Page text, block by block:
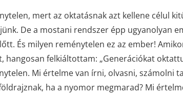
mert az oktatásnak azt kellene célul
De a mostani rendszer épp ugyanolyan
És milyen reménytelen ez az ember!
hangosan felkiáltottam: „Generációkat
Mi értelme van írni, olvasni, számolni
ha a nyomor megmarad? Mi